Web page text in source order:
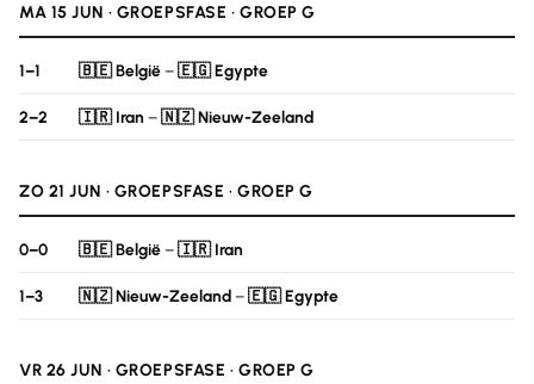
MA 15 JUN · GROEPSFASE · GROEP G
1–1 🇧🇪 België–🇪🇬 Egypte
2–2 🇮🇷 Iran –🇳🇿 Nieuw-Zeeland
ZO 21 JUN · GROEPSFASE · GROEP G
0–0 🇧🇪 België–🇮🇷 Iran
1–3 🇳🇿 Nieuw-Zeeland–🇪🇬 Egypte
VR 26 JUN · GROEPSFASE · GROEP G